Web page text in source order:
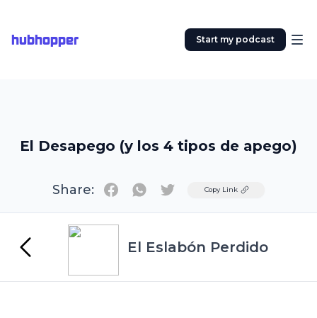
hubhopper Start my podcast
El Desapego (y los 4 tipos de apego)
Share: TwitterCopy Link
El Eslabón Perdido